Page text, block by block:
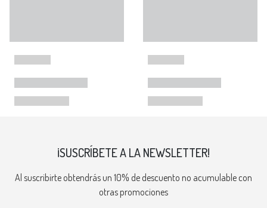
¡SUSCRÍBETE A LA NEWSLETTER!
Al suscribirte obtendrás un 10% de descuento no acumulable con
otras promociones